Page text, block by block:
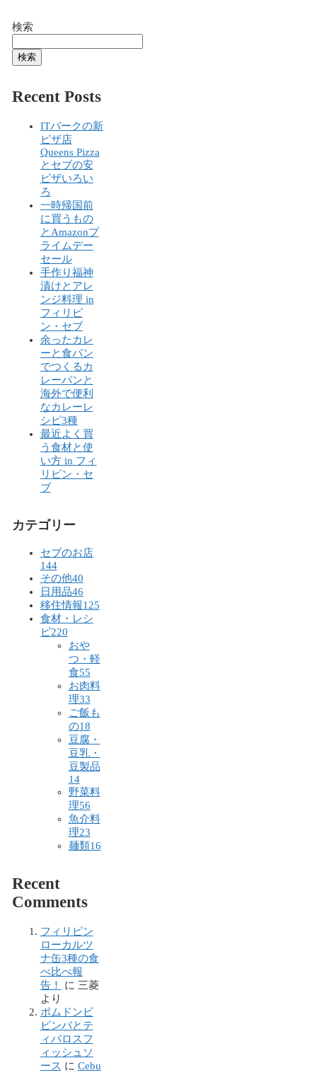
検索
検索
Recent Posts
ITパークの新
ピザ店
Queens Pizza
とセブの安
ピザいろい
ろ
一時帰国前
に買うもの
とAmazonプ
ライムデー
セール
手作り福神
漬けとアレ
ンジ料理 in
フィリピ
ン・セブ
余ったカレ
ーと食パン
でつくるカ
レーパンと
海外で便利
なカレーレ
シピ3種
最近よく買
う食材と使
い方 in フィ
リピン・セ
ブ
カテゴリー
セブのお店
144
その他40
日用品46
移住情報125
食材・レシ
ピ220
おや
つ・軽
食55
お肉料
理33
ご飯も
の18
豆腐・
豆乳・
豆製品
14
野菜料
理56
魚介料
理23
麺類16
Recent
Comments
フィリピン
ローカルツ
ナ缶3種の食
べ比べ報
告！
に 三菱
より
ポムドンビ
ビンバとテ
ィパロスフ
ィッシュソ
ース に Cebu